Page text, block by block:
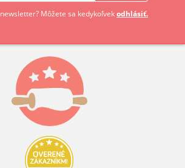
Môžete sa kedykoľvekodhlásiť.